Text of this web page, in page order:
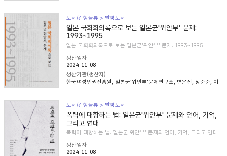
도서/간행물류 > 발행도서
일본 국회회의록으로 보는 일본군'위안부' 문제:
1993~1995
일본 국회회의록으로 보는 일본군'위안부' 문제: 1993~1995
생산일자
2024-11-08
생산기관(생산자)
한국여성인권진흥원, 일본군'위안부'문제연구소, 변은진, 장순순, 이태준, 조경희
도서/간행물류 > 발행도서
폭력에 대항하는 법: 일본군'위안부' 문제와 언어, 기억,
그리고 연대
폭력에 대항하는 법: 일본군'위안부' 문제와 언어, 기억, 그리고 연대
생산일자
2024-11-08